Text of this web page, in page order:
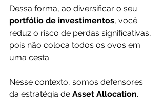
Dessa forma, ao diversificar o seu
portfólio de investimentos, você
reduz o risco de perdas significativas,
pois não coloca todos os ovos em
uma cesta.
Nesse contexto, somos defensores
da estratégia de Asset Allocation.